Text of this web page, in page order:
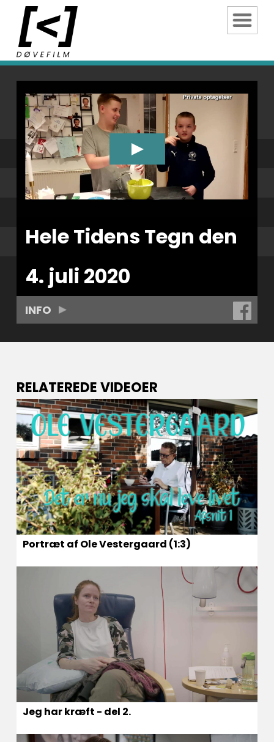
Hele Tidens Tegn den
4. juli 2020
INFO
RELATEREDE VIDEOER
Portræt af Ole Vestergaard (1:3)
Jeg har kræft - del 2.